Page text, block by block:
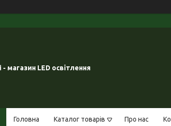
- магазин LED освітлення
Головна Каталог товарів Про нас